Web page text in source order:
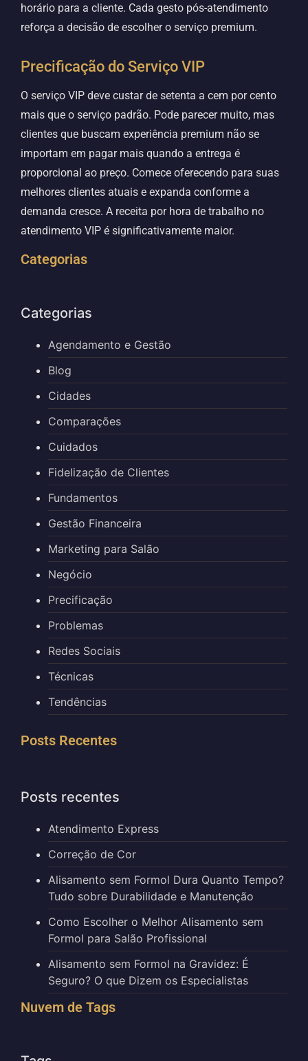
horário para a cliente. Cada gesto pós-atendimento
reforça a decisão de escolher o serviço premium.
Precificação do Serviço VIP
O serviço VIP deve custar de setenta a cem por cento
mais que o serviço padrão. Pode parecer muito, mas
clientes que buscam experiência premium não se
importam em pagar mais quando a entrega é
proporcional ao preço. Comece oferecendo para suas
melhores clientes atuais e expanda conforme a
demanda cresce. A receita por hora de trabalho no
atendimento VIP é significativamente maior.
Categorias
Categorias
Agendamento e Gestão
Blog
Cidades
Comparações
Cuidados
Fidelização de Clientes
Fundamentos
Gestão Financeira
Marketing para Salão
Negócio
Precificação
Problemas
Redes Sociais
Técnicas
Tendências
Posts Recentes
Posts recentes
Atendimento Express
Correção de Cor
Alisamento sem Formol Dura Quanto Tempo?
Tudo sobre Durabilidade e Manutenção
Como Escolher o Melhor Alisamento sem
Formol para Salão Profissional
Alisamento sem Formol na Gravidez: É
Seguro? O que Dizem os Especialistas
Nuvem de Tags